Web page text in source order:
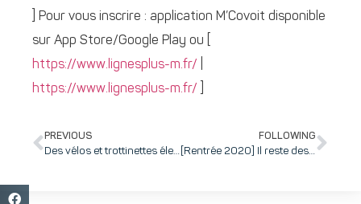
] Pour vous inscrire : application M’Covoit disponible
sur App Store/Google Play ou [
https://www.lignesplus-m.fr/
https://www.lignesplus-m.fr/
PREVIOUS
Des vélos et trottinettes électriques sur inovallée, et une voie Chronovélo pour relier Grenoble à Meylan
FOLLOWING
[Rentrée 2020] Il reste des places au Jardin d’enfants de la Tronche, un lieu familial pour les enfants dès 2 ans, ouvert 5 jours sur 5 !